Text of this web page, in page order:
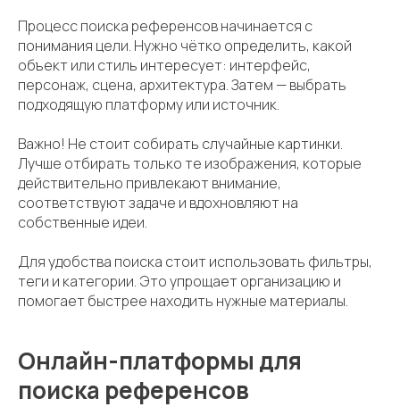
Процесс поиска референсов начинается с
понимания цели. Нужно чётко определить, какой
объект или стиль интересует: интерфейс,
персонаж, сцена, архитектура. Затем — выбрать
подходящую платформу или источник.
Важно! Не стоит собирать случайные картинки.
Лучше отбирать только те изображения, которые
действительно привлекают внимание,
соответствуют задаче и вдохновляют на
собственные идеи.
Для удобства поиска стоит использовать фильтры,
теги и категории. Это упрощает организацию и
помогает быстрее находить нужные материалы.
Онлайн-платформы для
поиска референсов